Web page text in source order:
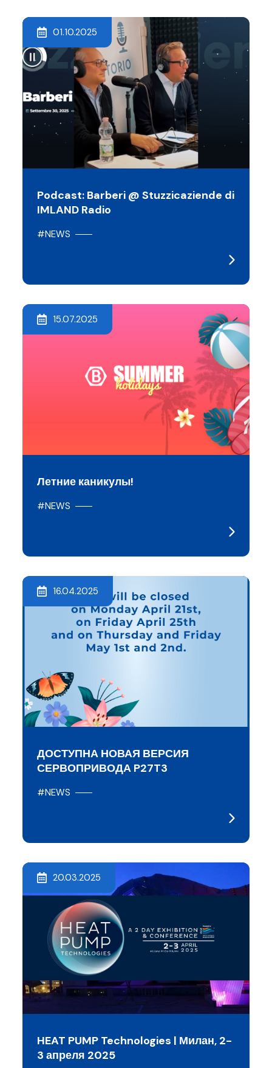
01.10.2025
Podcast: Barberi @ Stuzzicaziende di
IMLAND Radio
#NEWS
15.07.2025
Летние каникулы!
#NEWS
16.04.2025
ДОСТУПНА НОВАЯ ВЕРСИЯ
СЕРВОПРИВОДА P27T3
#NEWS
20.03.2025
HEAT PUMP Technologies | Милан, 2-
3 апреля 2025